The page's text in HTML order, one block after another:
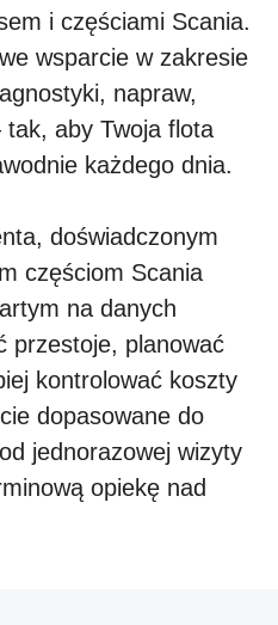
i częściami Scania.
wsparcie w zakresie
napraw,
aby Twoja flota
każdego dnia.
doświadczonym
częściom Scania
na danych
przestoje, planować
kontrolować koszty
dopasowane do
jednorazowej wizyty
opiekę nad